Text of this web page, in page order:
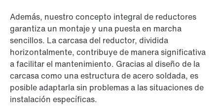
Además, nuestro concepto integral de reductores
garantiza un montaje y una puesta en marcha
sencillos. La carcasa del reductor, dividida
horizontalmente, contribuye de manera significativa
a facilitar el mantenimiento. Gracias al diseño de la
carcasa como una estructura de acero soldada, es
posible adaptarla sin problemas a las situaciones de
instalación específicas.